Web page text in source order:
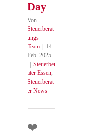
Day
Von
Steuerberat
ungs
Team
14.
Feb..2025
Steuerber
ater Essen,
Steuerberat
er News
❤️